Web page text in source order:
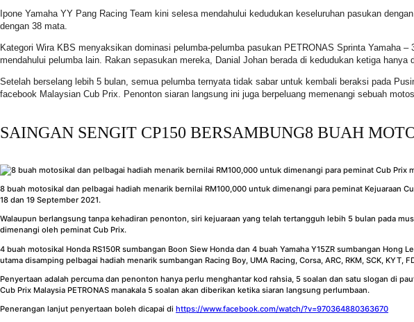
Ipone Yamaha YY Pang Racing Team kini selesa mendahului kedudukan keseluruhan pasukan
dengan 38 mata.
Kategori Wira KBS menyaksikan dominasi pelumba-pelumba pasukan PETRONAS Sprinta Yamaha
mendahului pelumba lain. Rakan sepasukan mereka, Danial Johan berada di kedudukan ketiga hanya
Setelah berselang lebih 5 bulan, semua pelumba ternyata tidak sabar untuk kembali beraksi pada
facebook Malaysian Cub Prix. Penonton siaran langsung ini juga berpeluang memenangi sebuah
SAINGAN SENGIT CP150 BERSAMBUNG8 BUAH
8 buah motosikal dan pelbagai hadiah menarik bernilai RM100,000 untuk dimenangi para peminat Kejuaraan
18 dan 19 September 2021.
Walaupun berlangsung tanpa kehadiran penonton, siri kejuaraan yang telah tertangguh lebih 5 bulan pada
dimenangi oleh peminat Cub Prix.
4 buah motosikal Honda RS150R sumbangan Boon Siew Honda dan 4 buah Yamaha Y15ZR sumbangan
utama disamping pelbagai hadiah menarik sumbangan Racing Boy, UMA Racing, Corsa, ARC, RKM, SCK, KYT,
Penyertaan adalah percuma dan penonton hanya perlu menghantar kod rahsia, 5 soalan dan satu slogan di
Cub Prix Malaysia PETRONAS manakala 5 soalan akan diberikan ketika siaran langsung perlumbaan.
Penerangan lanjut penyertaan boleh dicapai di https://www.facebook.com/watch/?v=970364880363670